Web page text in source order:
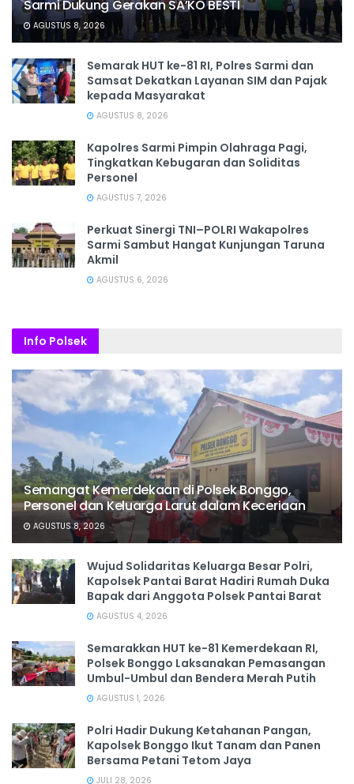
Sarmi Dukung Gerakan SA’KO BESTI
AGUSTUS 8, 2026
Semarak HUT ke-81 RI, Polres Sarmi dan
Samsat Dekatkan Layanan SIM dan Pajak
kepada Masyarakat
AGUSTUS 8, 2026
Kapolres Sarmi Pimpin Olahraga Pagi,
Tingkatkan Kebugaran dan Soliditas
Personel
AGUSTUS 7, 2026
Perkuat Sinergi TNI–POLRI Wakapolres
Sarmi Sambut Hangat Kunjungan Taruna
Akmil
AGUSTUS 6, 2026
Info Polsek
Semangat Kemerdekaan di Polsek Bonggo,
Personel dan Keluarga Larut dalam Keceriaan
AGUSTUS 8, 2026
Wujud Solidaritas Keluarga Besar Polri,
Kapolsek Pantai Barat Hadiri Rumah Duka
Bapak dari Anggota Polsek Pantai Barat
AGUSTUS 4, 2026
Semarakkan HUT ke-81 Kemerdekaan RI,
Polsek Bonggo Laksanakan Pemasangan
Umbul-Umbul dan Bendera Merah Putih
AGUSTUS 1, 2026
Polri Hadir Dukung Ketahanan Pangan,
Kapolsek Bonggo Ikut Tanam dan Panen
Bersama Petani Tetom Jaya
JULI 28, 2026